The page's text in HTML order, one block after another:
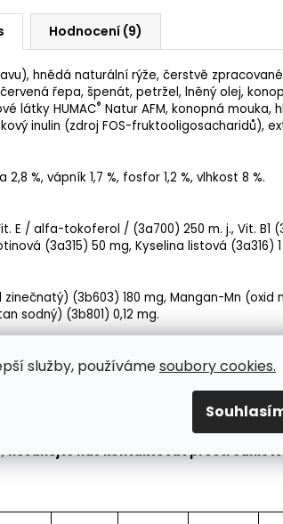
služby, používámesoubory cookies.
Hodnocení (9)
hnědá naturální rýže, čerstvě
řepa, špenát, petržel, lněný olej,
látky HUMAC® Natur AFM, konopná mouka,
inulin (zdroj FOS-fruktooligosacharidů),
2,8 %, vápník 1,7 %, fosfor 1,2 %, vlhkost 8 %.
E / alfa-tokoferol / (3a700) 250 m. j., Vit. B1
(3a315) 50 mg, Kyselina listová (3a316)
zinečnatý) (3b603) 180 mg, Mangan-Mn (oxid
sodný) (3b801) 0,12 mg.
podávejte
torzi žaludku, překyselení žaludku a
neváhejte nás kontaktovat